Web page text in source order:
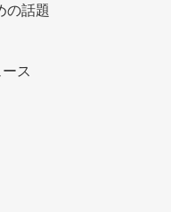
の話題
ス